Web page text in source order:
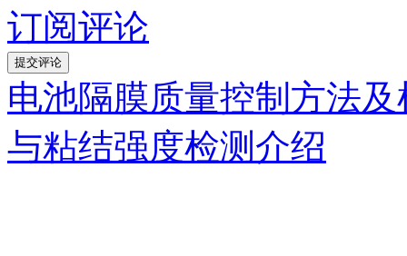
订阅评论
电池隔膜质量控制方法
与粘结强度检测介绍